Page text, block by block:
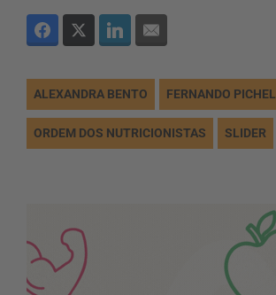
ALEXANDRA BENTO FERNANDO PICHEL
ORDEM DOS NUTRICIONISTAS SLIDER